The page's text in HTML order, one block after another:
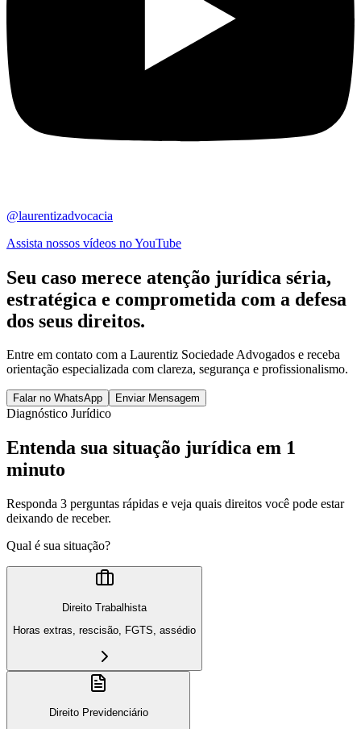
@laurentizadvocacia
Assista nossos vídeos no YouTube
Seu caso merece atenção jurídica séria,
estratégica e comprometida com a defesa
dos seus direitos.
Entre em contato com a Laurentiz Sociedade Advogados e receba
orientação especializada com clareza, segurança e profissionalismo.
Falar no WhatsApp Enviar Mensagem
Diagnóstico Jurídico
Entenda sua situação jurídica em 1
minuto
Responda 3 perguntas rápidas e veja quais direitos você pode estar
deixando de receber.
Qual é sua situação?
Direito Trabalhista
Horas extras, rescisão, FGTS, assédio
Direito Previdenciário